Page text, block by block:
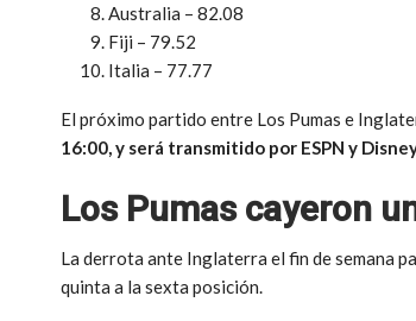
Australia – 82.08
Fiji – 79.52
Italia – 77.77
El próximo partido entre Los Pumas e
16:00, y será transmitido por ESPN y
Los Pumas cayeron
La derrota ante Inglaterra el fin de semana
quinta a la sexta posición.